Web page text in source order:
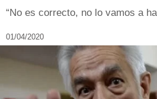
“No es correcto, no lo vamos a
01/04/2020